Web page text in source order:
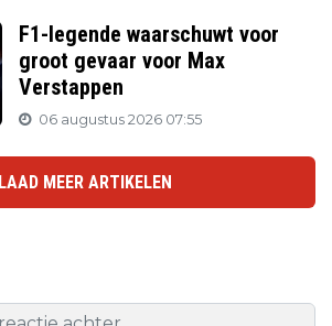
F1-legende waarschuwt voor
groot gevaar voor Max
Verstappen
06 augustus 2026 07:55
LAAD MEER ARTIKELEN